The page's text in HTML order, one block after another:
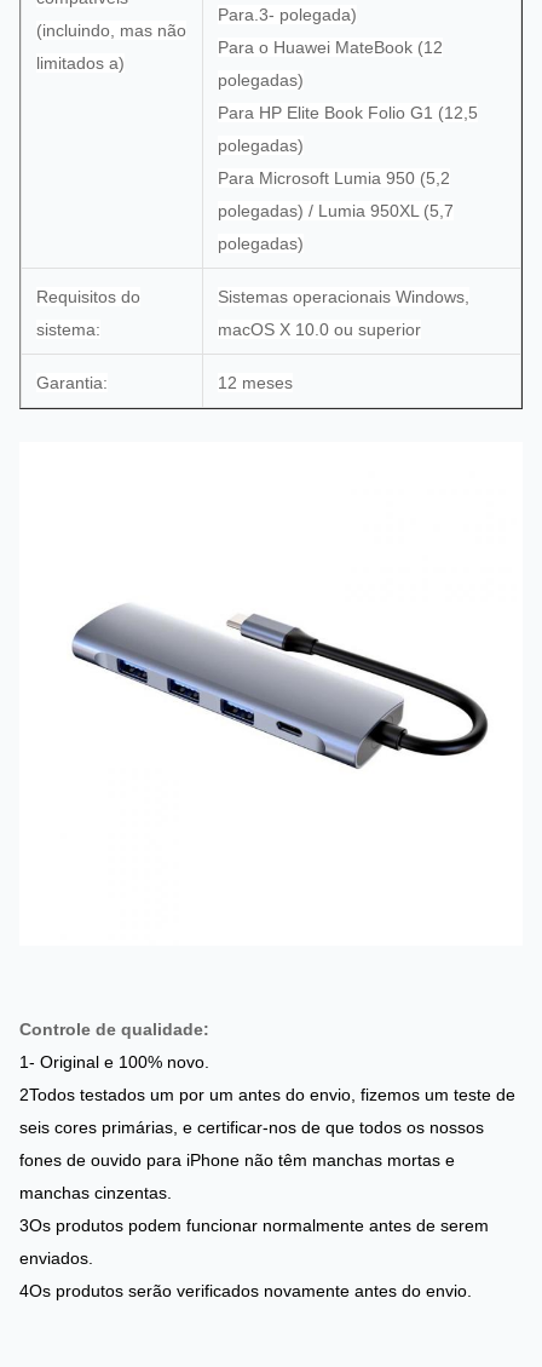
(incluindo, mas não
limitados a)
Para.3- polegada)
Para o Huawei MateBook (12
polegadas)
Para HP Elite Book Folio G1 (12,5
polegadas)
Para Microsoft Lumia 950 (5,2
polegadas) / Lumia 950XL (5,7
polegadas)
Requisitos do
sistema:
Sistemas operacionais Windows,
macOS X 10.0 ou superior
Garantia: 12 meses
Controle de qualidade:
1- Original e 100% novo.
2Todos testados um por um antes do envio, fizemos um teste de
seis cores primárias, e certificar-nos de que todos os nossos
fones de ouvido para iPhone não têm manchas mortas e
manchas cinzentas.
3Os produtos podem funcionar normalmente antes de serem
enviados.
4Os produtos serão verificados novamente antes do envio.